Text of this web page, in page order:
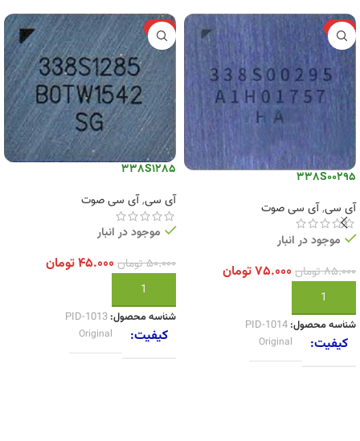
-12%
338S00295
آی سی,آی سی صوت
موجود در انبار
۸۵.۰۰۰تومان ۷۵.۰۰۰تومان
افزودن به سبد خرید
شناسه محصول: PID-1014
کیفیت Original
-10%
338S1285
آی سی,آی سی صوت
موجود در انبار
۵۰.۰۰۰تومان ۴۵.۰۰۰تومان
افزودن به سبد خرید
شناسه محصول: PID-1013
کیفیت Original